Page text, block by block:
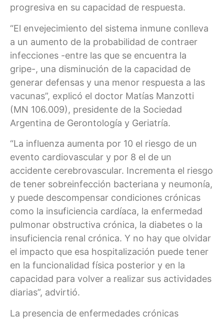
progresiva en su capacidad de respuesta.
“El envejecimiento del sistema inmune conlleva
a un aumento de la probabilidad de contraer
infecciones -entre las que se encuentra la
gripe-, una disminución de la capacidad de
generar defensas y una menor respuesta a las
vacunas”, explicó el doctor Matías Manzotti
(MN 106.009), presidente de la Sociedad
Argentina de Gerontología y Geriatría.
“La influenza aumenta por 10 el riesgo de un
evento cardiovascular y por 8 el de un
accidente cerebrovascular. Incrementa el riesgo
de tener sobreinfección bacteriana y neumonía,
y puede descompensar condiciones crónicas
como la insuficiencia cardíaca, la enfermedad
pulmonar obstructiva crónica, la diabetes o la
insuficiencia renal crónica. Y no hay que olvidar
el impacto que esa hospitalización puede tener
en la funcionalidad física posterior y en la
capacidad para volver a realizar sus actividades
diarias”, advirtió.
La presencia de enfermedades crónicas